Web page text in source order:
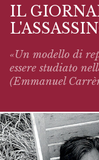
IL
«Un modello di
essere studiato
(Emmanuel